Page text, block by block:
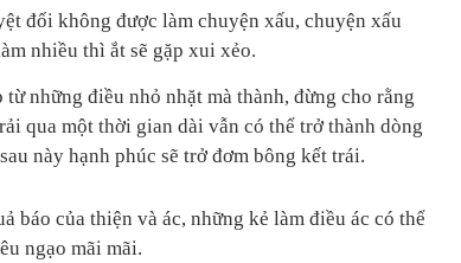
đối không được làm chuyện xấu, chuyện xấu
nhiều thì ắt sẽ gặp xui xẻo.
những điều nhỏ nhặt mà thành, đừng cho rằng
qua một thời gian dài vẫn có thể trở thành dòng
này hạnh phúc sẽ trở đơm bông kết trái.
báo của thiện và ác, những kẻ làm điều ác có thể
ngạo mãi mãi.